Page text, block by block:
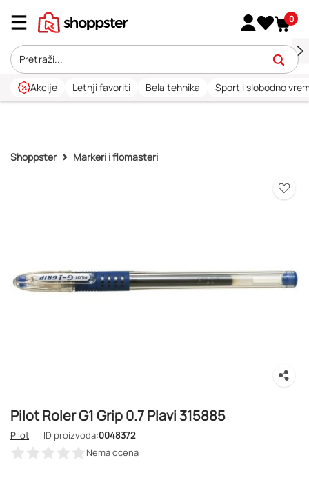
0
Akcije Letnji favoriti Bela tehnika Sport i slobodno
Shoppster Markeri i flomasteri
Pilot Roler G1 Grip 0.7 Plavi 315885
Pilot ID proizvoda:0048372
Nema ocena